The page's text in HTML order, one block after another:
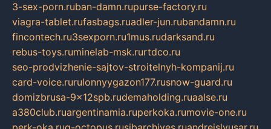
3-sex-porn.ruban-damn.rupurse-factory.ru
viagra-tablet.rufasbags.ruadler-jun.rubandamn.ru
fincontech.ru3sexporn.ru1mus.rudarksand.ru
rebus-toys.ruminelab-msk.rurtdco.ru
seo-prodvizhenie-sajtov-stroitelnyh-kompanij.ru
card-voice.rurulonnyygazon177.rusnow-guard.ru
domizbrusa-9x12spb.rudemaholding.ruaalse.ru
a380club.ruargentinamia.ruperkoka.rumovie-one.ru